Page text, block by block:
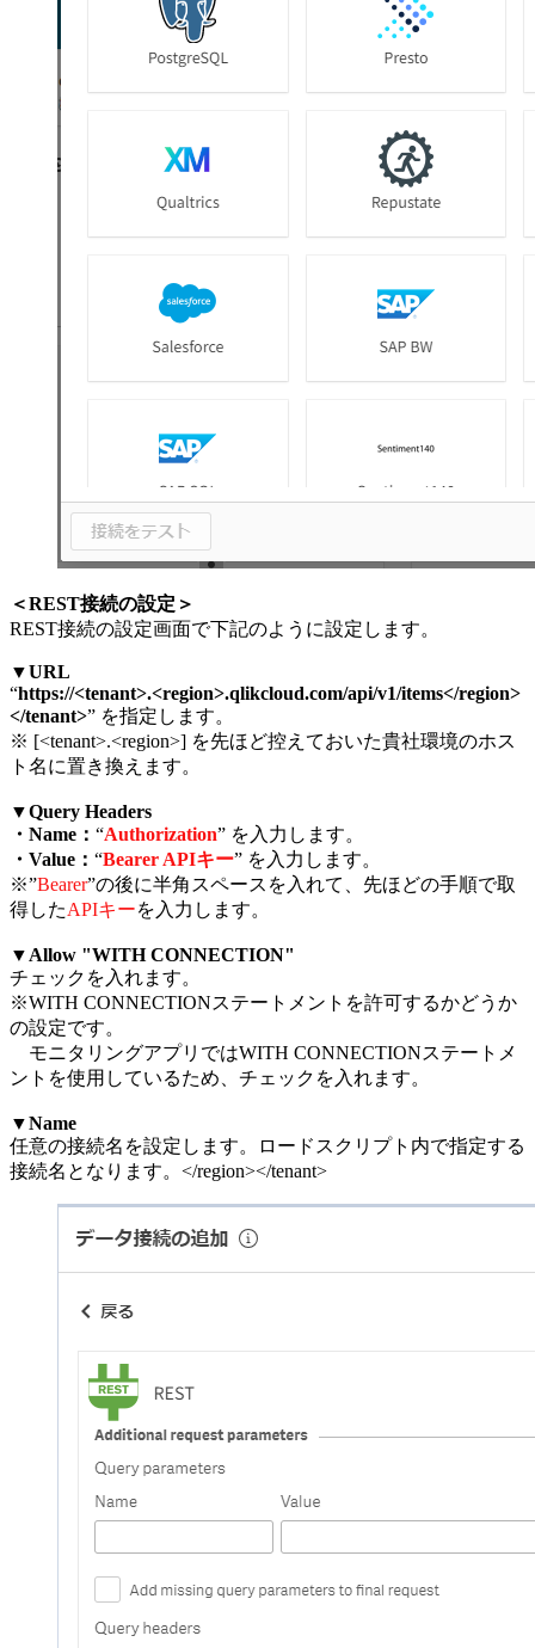
＜REST接続の設定＞
REST接続の設定画面で下記のように設定します。
▼URL
“https://<tenant>.<region>.qlikcloud.com/api/v1/items</region>
</tenant>” を指定します。
※ [<tenant>.<region>] を先ほど控えておいた貴社環境のホス
ト名に置き換えます。
▼Query Headers
・Name： “Authorization” を入力します。
・Value： “Bearer APIキー” を入力します。
※”Bearer”の後に半角スペースを入れて、先ほどの手順で取
得したAPIキーを入力します。
▼Allow "WITH CONNECTION"
チェックを入れます。
※WITH CONNECTIONステートメントを許可するかどうか
の設定です。
モニタリングアプリではWITH CONNECTIONステートメ
ントを使用しているため、チェックを入れます。
▼Name
任意の接続名を設定します。ロードスクリプト内で指定する
接続名となります。</region></tenant>